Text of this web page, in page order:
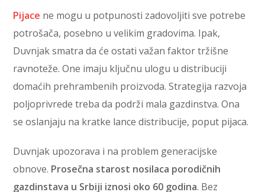
Pijace ne mogu u potpunosti zadovoljiti sve potrebe
potrošača, posebno u velikim gradovima. Ipak,
Duvnjak smatra da će ostati važan faktor tržišne
ravnoteže. One imaju ključnu ulogu u distribuciji
domaćih prehrambenih proizvoda. Strategija razvoja
poljoprivrede treba da podrži mala gazdinstva. Ona
se oslanjaju na kratke lance distribucije, poput pijaca.
Duvnjak upozorava i na problem generacijske
obnove. Prosečna starost nosilaca porodičnih
gazdinstava u Srbiji iznosi oko 60 godina. Bez